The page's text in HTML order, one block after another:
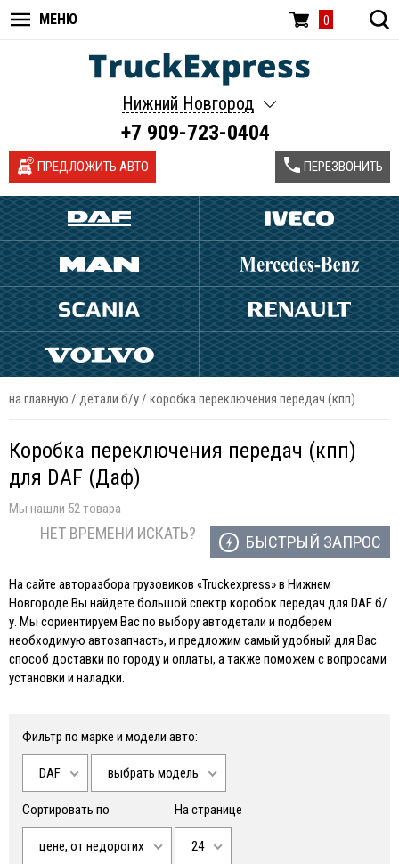
МЕНЮ 0
Нижний Новгород
+7 909-723-0404
ПРЕДЛОЖИТЬ АВТО
на главную / детали б/у/ коробка переключения передач (кпп)
Коробка переключения передач (кпп)
для DAF (Даф)
Мы нашли 52 товара
НЕТ ВРЕМЕНИ ИСКАТЬ? БЫСТРЫЙ ЗАПРОС
На сайте авторазбора грузовиков «Truckexpress» в Нижнем
Новгороде Вы найдете большой спектр коробок передач для DAF б/
у. Мы сориентируем Вас по выбору автодетали и подберем
необходимую автозапчасть, и предложим самый удобный для Вас
способ доставки по городу и оплаты, а также поможем с вопросами
установки и наладки.
Фильтр по марке и модели авто:
DAF выбрать модель
Сортировать по
цене, от недорогих
На странице
24